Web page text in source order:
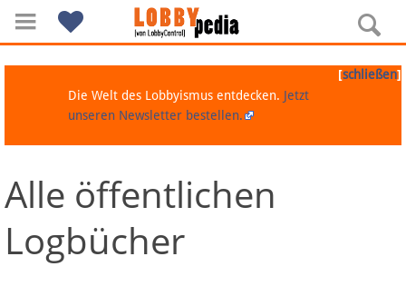
Navigation
Über Lobbypedia
[schließen]
Die Welt des Lobbyismus entdecken. Jetzt
unseren Newsletter bestellen.
Alle öffentlichen
Logbücher